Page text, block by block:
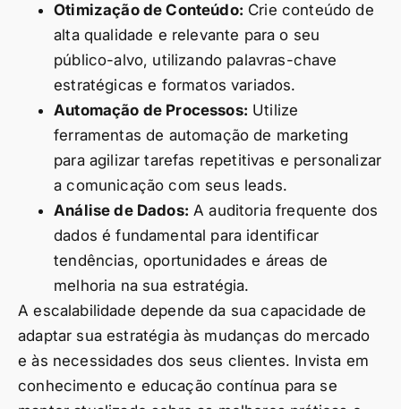
Otimização de Conteúdo: Crie conteúdo de
alta qualidade e relevante para o seu
público-alvo, utilizando palavras-chave
estratégicas e formatos variados.
Automação de Processos: Utilize
ferramentas de automação de marketing
para agilizar tarefas repetitivas e personalizar
a comunicação com seus leads.
Análise de Dados: A auditoria frequente dos
dados é fundamental para identificar
tendências, oportunidades e áreas de
melhoria na sua estratégia.
A escalabilidade depende da sua capacidade de
adaptar sua estratégia às mudanças do mercado
e às necessidades dos seus clientes. Invista em
conhecimento e educação contínua para se